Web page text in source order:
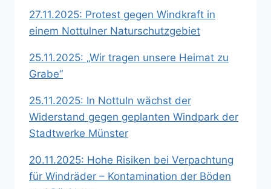
27.11.2025: Protest gegen Windkraft in
einem Nottulner Naturschutzgebiet
25.11.2025: „Wir tragen unsere Heimat zu
Grabe“
25.11.2025: In Nottuln wächst der
Widerstand gegen geplanten Windpark der
Stadtwerke Münster
20.11.2025: Hohe Risiken bei Verpachtung
für Windräder – Kontamination der Böden